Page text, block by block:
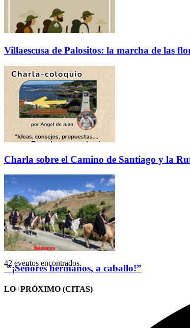
Villaescusa de Palositos: la marcha de las
Charla sobre el Camino de Santiago y la
“¡Señores hermanos, a caballo!”
LO+PRÓXIMO (CITAS)
42 eventos encontrados.